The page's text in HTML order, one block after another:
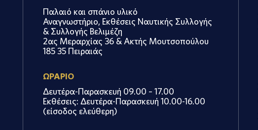
Παλαιό και σπάνιο υλικό
Αναγνωστήριο, Εκθέσεις Ναυτικής Συλλογής
& Συλλογής Βελιμέζη
2ας Μεραρχίας 36 & Ακτής Μουτσοπούλου
185 35 Πειραιάς
ΩΡΑΡΙΟ
Δευτέρα-Παρασκευή 09.00 – 17.00
Εκθέσεις: Δευτέρα-Παρασκευή 10.00-16.00
(είσοδος ελεύθερη)